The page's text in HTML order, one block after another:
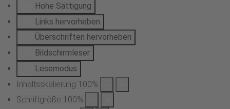
Hohe Sättigung
Links hervorheben
Überschriften hervorheben
Bildschirmleser
Lesemodus
Inhaltsskalierung 100%
Schriftgröße 100%